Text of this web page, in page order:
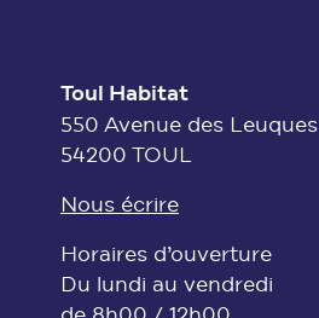
Toul Habitat
550 Avenue des Leuques
54200 TOUL
Nous écrire
Horaires d’ouverture
Du lundi au vendredi